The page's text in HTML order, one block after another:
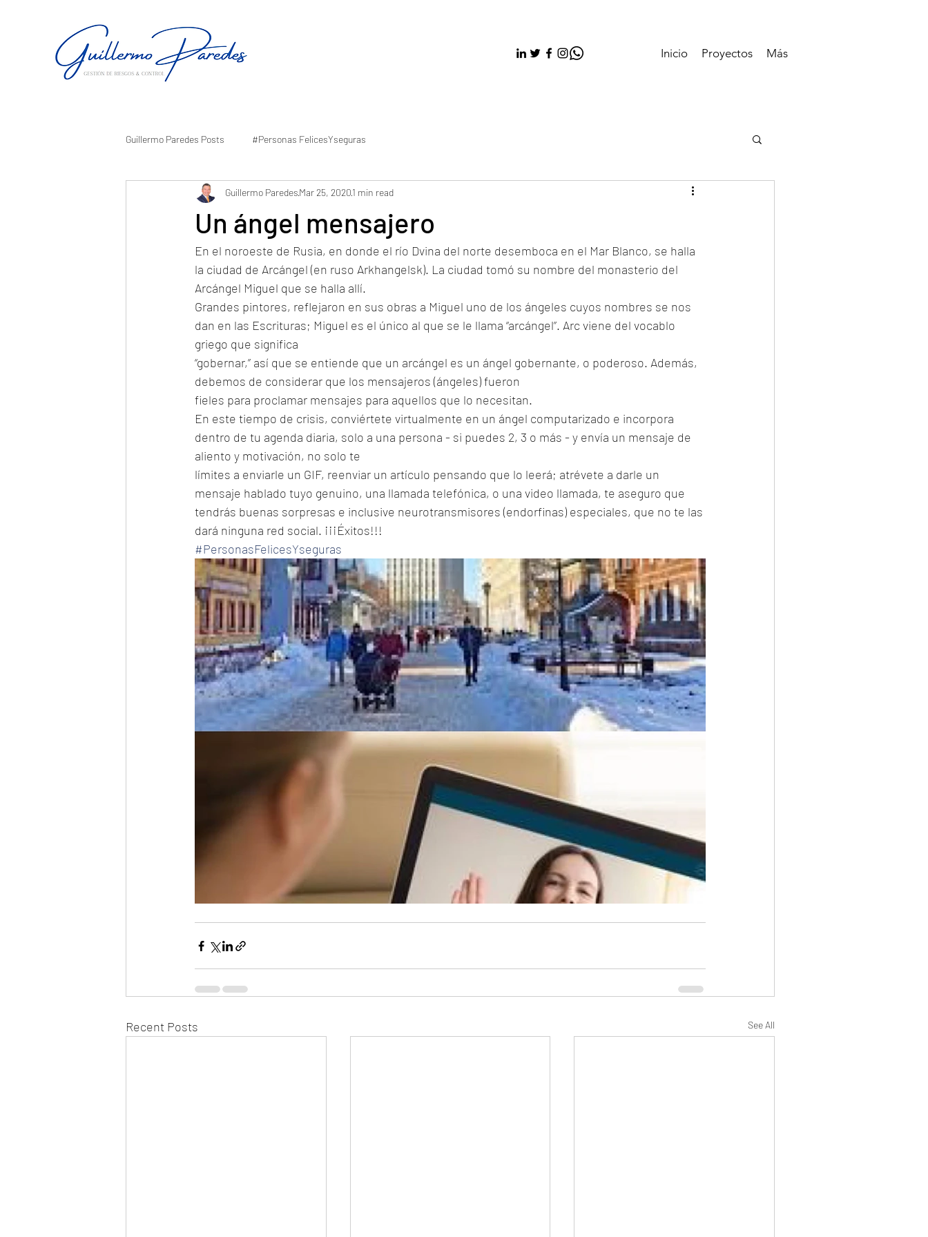
Inicio Proyectos Más
Guillermo Paredes Posts #Personas FelicesYseguras
Un ángel mensajero
Guillermo ParedesMar 25, 20201 min read
En el noroeste de Rusia, en donde el río Dvina del norte desemboca en el Mar Blanco, se halla
la ciudad de Arcángel (en ruso Arkhangelsk). La ciudad tomó su nombre del monasterio del
Arcángel Miguel que se halla allí.
Grandes pintores, reflejaron en sus obras a Miguel uno de los ángeles cuyos nombres se nos
dan en las Escrituras; Miguel es el único al que se le llama “arcángel”. Arc viene del vocablo
griego que significa
“gobernar,” así que se entiende que un arcángel es un ángel gobernante, o poderoso. Además,
debemos de considerar que los mensajeros (ángeles) fueron
fieles para proclamar mensajes para aquellos que lo necesitan.
En este tiempo de crisis, conviértete virtualmente en un ángel computarizado e incorpora
dentro de tu agenda diaria, solo a una persona - si puedes 2, 3 o más - y envía un mensaje de
aliento y motivación, no solo te
límites a enviarle un GIF, reenviar un artículo pensando que lo leerá; atrévete a darle un
mensaje hablado tuyo genuino, una llamada telefónica, o una video llamada, te aseguro que
tendrás buenas sorpresas e inclusive neurotransmisores (endorfinas) especiales, que no te las
dará ninguna red social. ¡¡¡Éxitos!!!
#PersonasFelicesYseguras
Recent Posts See All